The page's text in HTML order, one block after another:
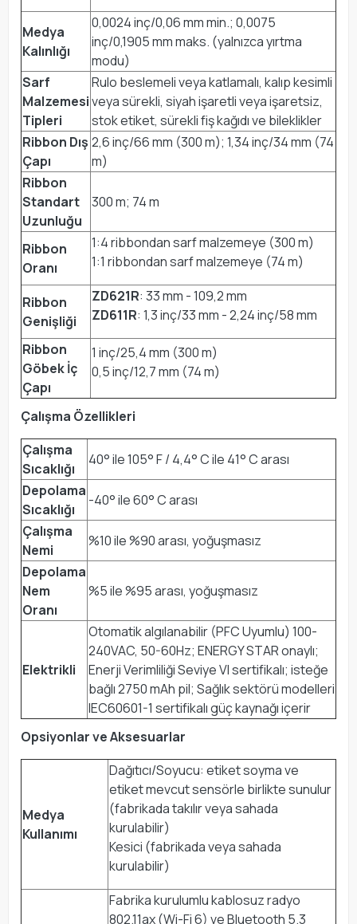
Medya
Kalınlığı
0,0024 inç/0,06 mm min.; 0,0075
inç/0,1905 mm maks. (yalnızca yırtma
modu)
Sarf
Malzemesi
Tipleri
Rulo beslemeli veya katlamalı, kalıp kesimli
veya sürekli, siyah işaretli veya işaretsiz,
stok etiket, sürekli fiş kağıdı ve bileklikler
Ribbon Dış
Çapı
2,6 inç/66 mm (300 m); 1,34 inç/34 mm (74
m)
Ribbon
Standart
Uzunluğu
300 m; 74 m
Ribbon
Oranı
1:4 ribbondan sarf malzemeye (300 m)
1:1 ribbondan sarf malzemeye (74 m)
Ribbon
Genişliği
ZD621R: 33 mm - 109,2 mm
ZD611R: 1,3 inç/33 mm - 2,24 inç/58 mm
Ribbon
Göbek İç
Çapı
1 inç/25,4 mm (300 m)
0,5 inç/12,7 mm (74 m)
Çalışma Özellikleri
Çalışma
Sıcaklığı
40° ile 105° F / 4,4° C ile 41° C arası
Depolama
Sıcaklığı
-40° ile 60° C arası
Çalışma
Nemi
%10 ile %90 arası, yoğuşmasız
Depolama
Nem
Oranı
%5 ile %95 arası, yoğuşmasız
Elektrikli
Otomatik algılanabilir (PFC Uyumlu) 100-
240VAC, 50-60Hz; ENERGY STAR onaylı;
Enerji Verimliliği Seviye VI sertifikalı; isteğe
bağlı 2750 mAh pil; Sağlık sektörü modelleri
IEC60601-1 sertifikalı güç kaynağı içerir
Opsiyonlar ve Aksesuarlar
Medya
Kullanımı
Dağıtıcı/Soyucu: etiket soyma ve
etiket mevcut sensörle birlikte sunulur
(fabrikada takılır veya sahada
kurulabilir)
Kesici (fabrikada veya sahada
kurulabilir)
Fabrika kurulumlu kablosuz radyo
802.11ax (Wi-Fi 6) ve Bluetooth 5.3